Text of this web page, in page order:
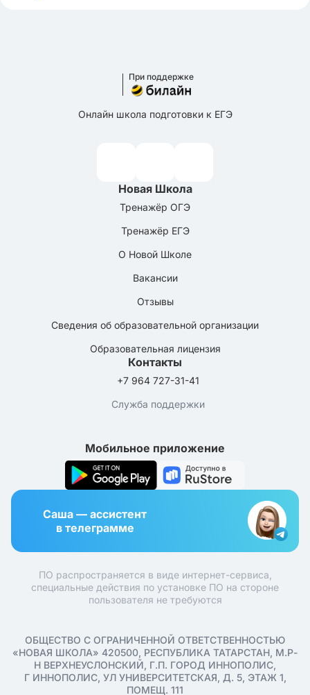
При поддержке
Онлайн школа подготовки к ЕГЭ
Новая Школа
Тренажёр ОГЭ
Тренажёр ЕГЭ
О Новой Школе
Вакансии
Отзывы
Сведения об образовательной организации
Образовательная лицензия
Контакты
+7 964 727-31-41
Служба поддержки
Мобильное приложение
Саша — ассистент
в телеграмме
ПО распространяется в виде интернет-сервиса,
специальные действия по установке ПО на стороне
пользователя не требуются
ОБЩЕСТВО С ОГРАНИЧЕННОЙ ОТВЕТСТВЕННОСТЬЮ
«НОВАЯ ШКОЛА» 420500, РЕСПУБЛИКА ТАТАРСТАН, М.Р-
Н ВЕРХНЕУСЛОНСКИЙ, Г.П. ГОРОД ИННОПОЛИС,
Г ИННОПОЛИС, УЛ УНИВЕРСИТЕТСКАЯ, Д. 5, ЭТАЖ 1,
ПОМЕЩ. 111